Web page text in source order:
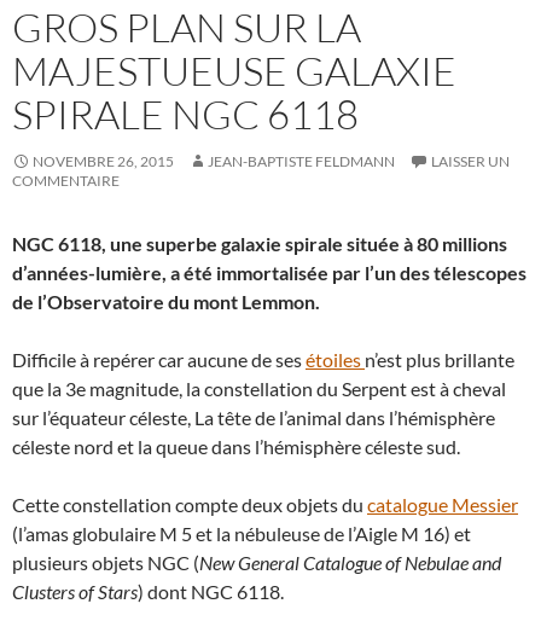
GROS PLAN SUR LA
MAJESTUEUSE GALAXIE
SPIRALE NGC 6118
NOVEMBRE 26, 2015 JEAN-BAPTISTE FELDMANN
LAISSER UN
COMMENTAIRE
NGC 6118, une superbe galaxie spirale située à 80 millions
d’années-lumière, a été immortalisée par l’un des télescopes
de l’Observatoire du mont Lemmon.
Difficile à repérer car aucune de sesétoiles n’est plus brillante
que la 3e magnitude, la constellation du Serpent est à cheval
sur l’équateur céleste, La tête de l’animal dans l’hémisphère
céleste nord et la queue dans l’hémisphère céleste sud.
Cette constellation compte deux objets du catalogue Messier
(l’amas globulaire M 5 et la nébuleuse de l’Aigle M 16) et
plusieurs objets NGC (New General Catalogue of Nebulae and
Clusters of Stars) dont NGC 6118.